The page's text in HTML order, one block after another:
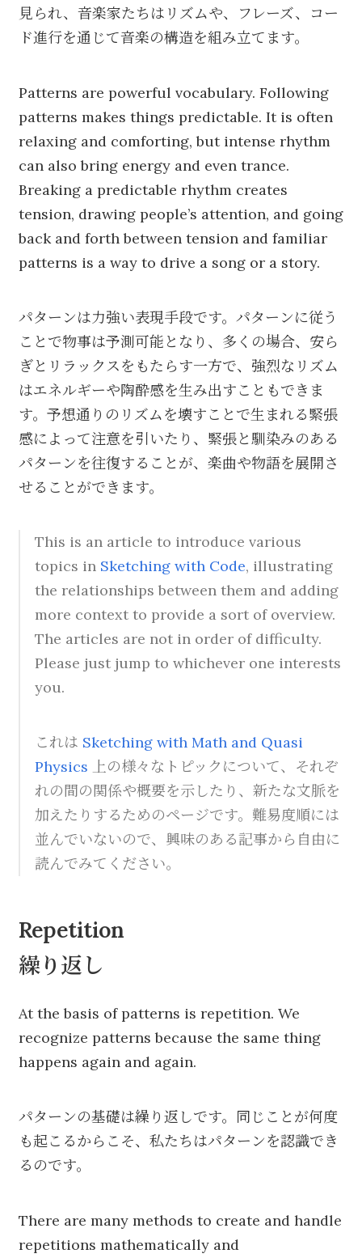
見られ、音楽家たちはリズムや、フレーズ、コー
ド進行を通じて音楽の構造を組み立てます。
Patterns are powerful vocabulary. Following
patterns makes things predictable. It is often
relaxing and comforting, but intense rhythm
can also bring energy and even trance.
Breaking a predictable rhythm creates
tension, drawing people’s attention, and going
back and forth between tension and familiar
patterns is a way to drive a song or a story.
パターンは力強い表現手段です。パターンに従う
ことで物事は予測可能となり、多くの場合、安ら
ぎとリラックスをもたらす一方で、強烈なリズム
はエネルギーや陶酔感を生み出すこともできま
す。予想通りのリズムを壊すことで生まれる緊張
感によって注意を引いたり、緊張と馴染みのある
パターンを往復することが、楽曲や物語を展開さ
せることができます。
This is an article to introduce various
topics in Sketching with Code, illustrating
the relationships between them and adding
more context to provide a sort of overview.
The articles are not in order of difficulty.
Please just jump to whichever one interests
you.
これは Sketching with Math and Quasi
Physics 上の様々なトピックについて、それぞ
れの間の関係や概要を示したり、新たな文脈を
加えたりするためのページです。難易度順には
並んでいないので、興味のある記事から自由に
読んでみてください。
Repetition
繰り返し
At the basis of patterns is repetition. We
recognize patterns because the same thing
happens again and again.
パターンの基礎は繰り返しです。同じことが何度
も起こるからこそ、私たちはパターンを認識でき
るのです。
There are many methods to create and handle
repetitions mathematically and